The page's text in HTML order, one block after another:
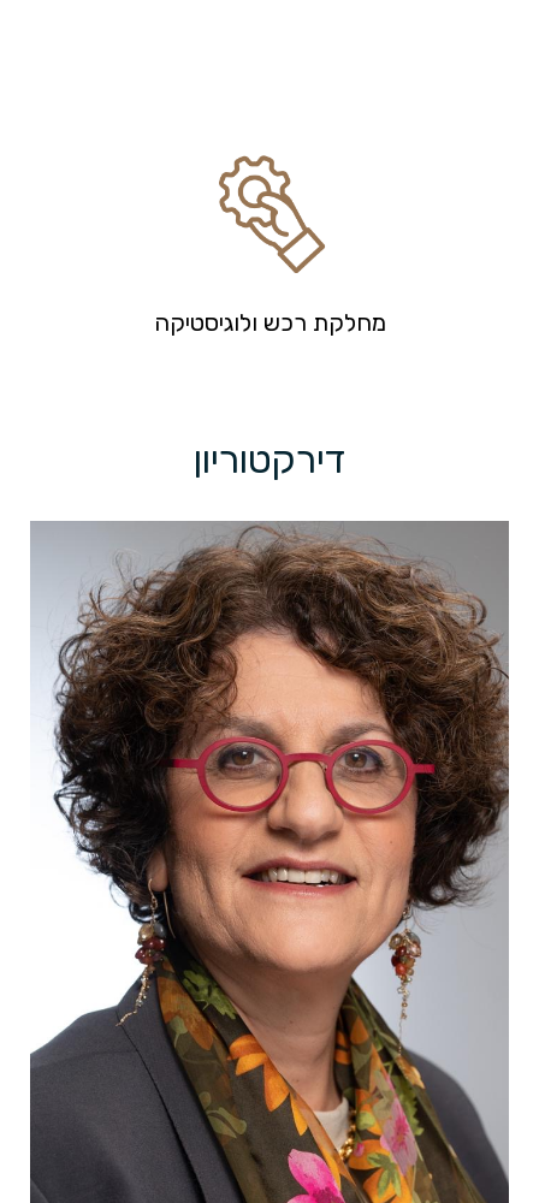
מחלקת רכש ולוגיסטיקה
באזורי ביקוש במרכז הארץ. בין הנכסים ניתן למצוא רשתות
ועוד
דירקטוריון